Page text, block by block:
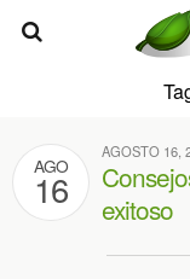
AGO
16
AGOSTO 16,
exitoso